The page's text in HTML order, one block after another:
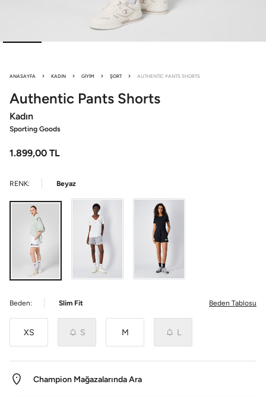
ANASAYFA KADIN GIYIM ŞORT AUTHENTIC PANTS SHORTS
Authentic Pants Shorts
Kadın
Sporting Goods
1.899,00 TL
RENK: Beyaz
Beden: Slim Fit Beden Tablosu
XS S M L
Champion Mağazalarında Ara